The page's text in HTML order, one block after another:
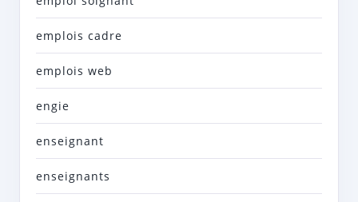
emplois cadre
emplois web
engie
enseignant
enseignants